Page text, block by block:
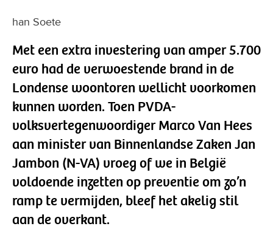
han Soete
Met een extra investering van amper 5.700
euro had de verwoestende brand in de
Londense woontoren wellicht voorkomen
kunnen worden. Toen PVDA-
volksvertegenwoordiger Marco Van Hees
aan minister van Binnenlandse Zaken Jan
Jambon (N-VA) vroeg of we in België
voldoende inzetten op preventie om zo’n
ramp te vermijden, bleef het akelig stil
aan de overkant.